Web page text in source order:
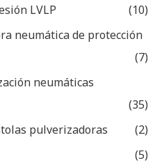
LVLP
(10)
neumática de protección
(7)
neumáticas
(35)
pulverizadoras
(2)
(5)